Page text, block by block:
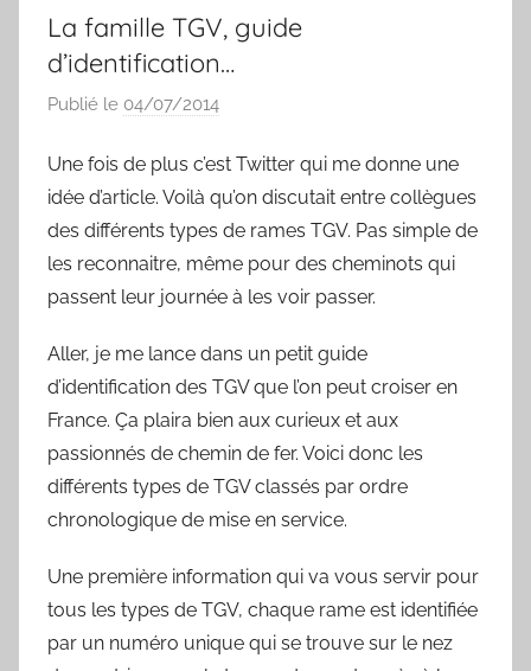
La famille TGV, guide
d’identification…
Publié le 04/07/2014
r
S
y
l
v
i
n
B
o
u
Une fois de plus c’est Twitter qui me donne une
idée d’article. Voilà qu’on discutait entre collègues
des différents types de rames TGV. Pas simple de
les reconnaitre, même pour des cheminots qui
passent leur journée à les voir passer.
Aller, je me lance dans un petit guide
d’identification des TGV que l’on peut croiser en
France. Ça plaira bien aux curieux et aux
passionnés de chemin de fer. Voici donc les
différents types de TGV classés par ordre
chronologique de mise en service.
Une première information qui va vous servir pour
tous les types de TGV, chaque rame est identifiée
par un numéro unique qui se trouve sur le nez